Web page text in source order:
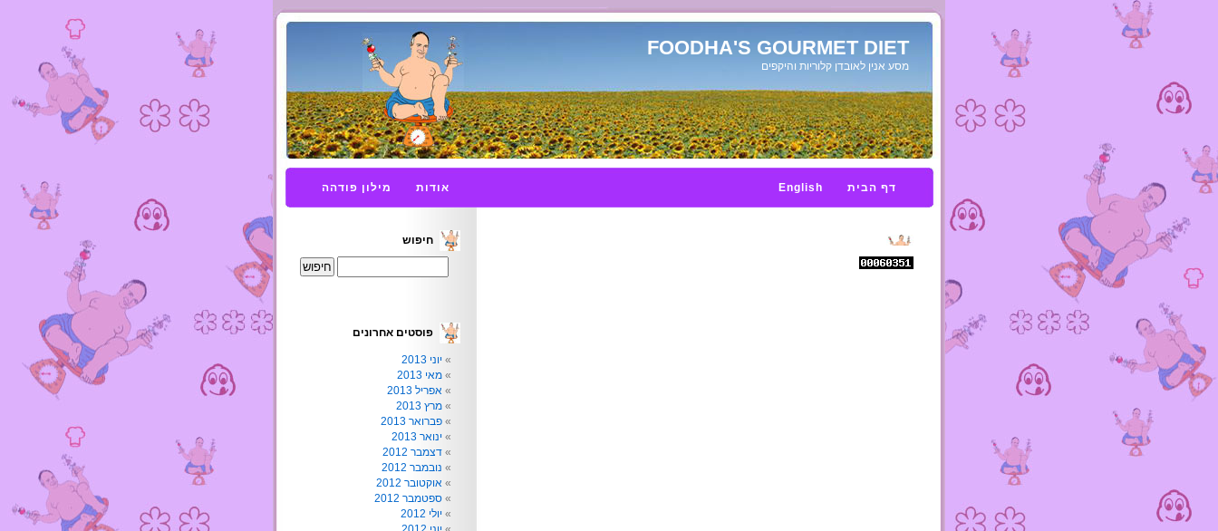
FOODHA'S GOURMET DIET
מסע אנין לאובדן קלוריות והיקפים
דף הבית English אודות מילון פודהה
חיפוש
פוסטים אחרונים
יוני 2013
מאי 2013
אפריל 2013
מרץ 2013
פברואר 2013
ינואר 2013
דצמבר 2012
נובמבר 2012
אוקטובר 2012
ספטמבר 2012
יולי 2012